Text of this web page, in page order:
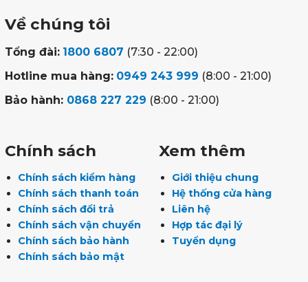
Về chúng tôi
Tổng đài: 1800 6807 (7:30 - 22:00)
Hotline mua hàng: 0949 243 999 (8:00 - 21:00)
Bảo hành: 0868 227 229 (8:00 - 21:00)
Chính sách
Chính sách kiểm hàng
Chính sách thanh toán
Chính sách đổi trả
Chính sách vận chuyển
Chính sách bảo hành
Chính sách bảo mật
Xem thêm
Giới thiệu chung
Hệ thống cửa hàng
Liên hệ
Hợp tác đại lý
Tuyển dụng